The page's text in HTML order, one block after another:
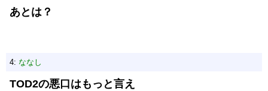
あとは？
4: ななし
TOD2の悪口はもっと言え